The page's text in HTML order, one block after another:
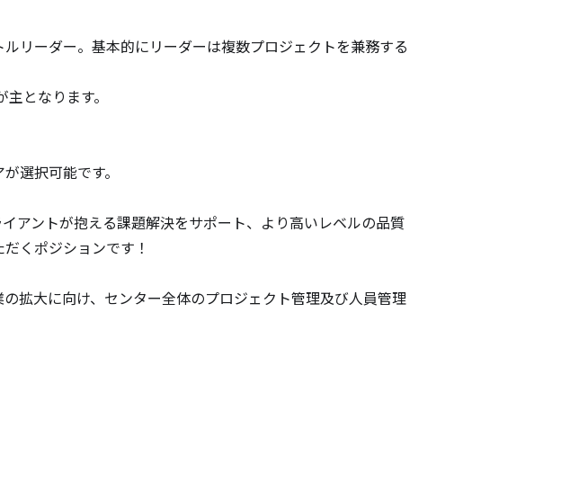
リーダー。基本的にリーダーは複数プロジェクトを兼務する
となります。
選択可能です。
アントが抱える課題解決をサポート、より高いレベルの品質
くポジションです！
拡大に向け、センター全体のプロジェクト管理及び人員管理